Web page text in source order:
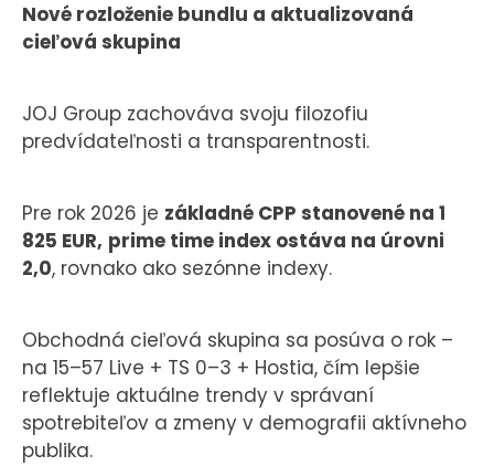
Nové rozloženie bundlu a aktualizovaná
cieľová skupina
JOJ Group zachováva svoju filozofiu
predvídateľnosti a transparentnosti.
Pre rok 2026 je základné CPP stanovené na 1
825 EUR, prime time index ostáva na úrovni
2,0, rovnako ako sezónne indexy.
Obchodná cieľová skupina sa posúva o rok –
na 15–57 Live + TS 0–3 + Hostia, čím lepšie
reflektuje aktuálne trendy v správaní
spotrebiteľov a zmeny v demografii aktívneho
publika.